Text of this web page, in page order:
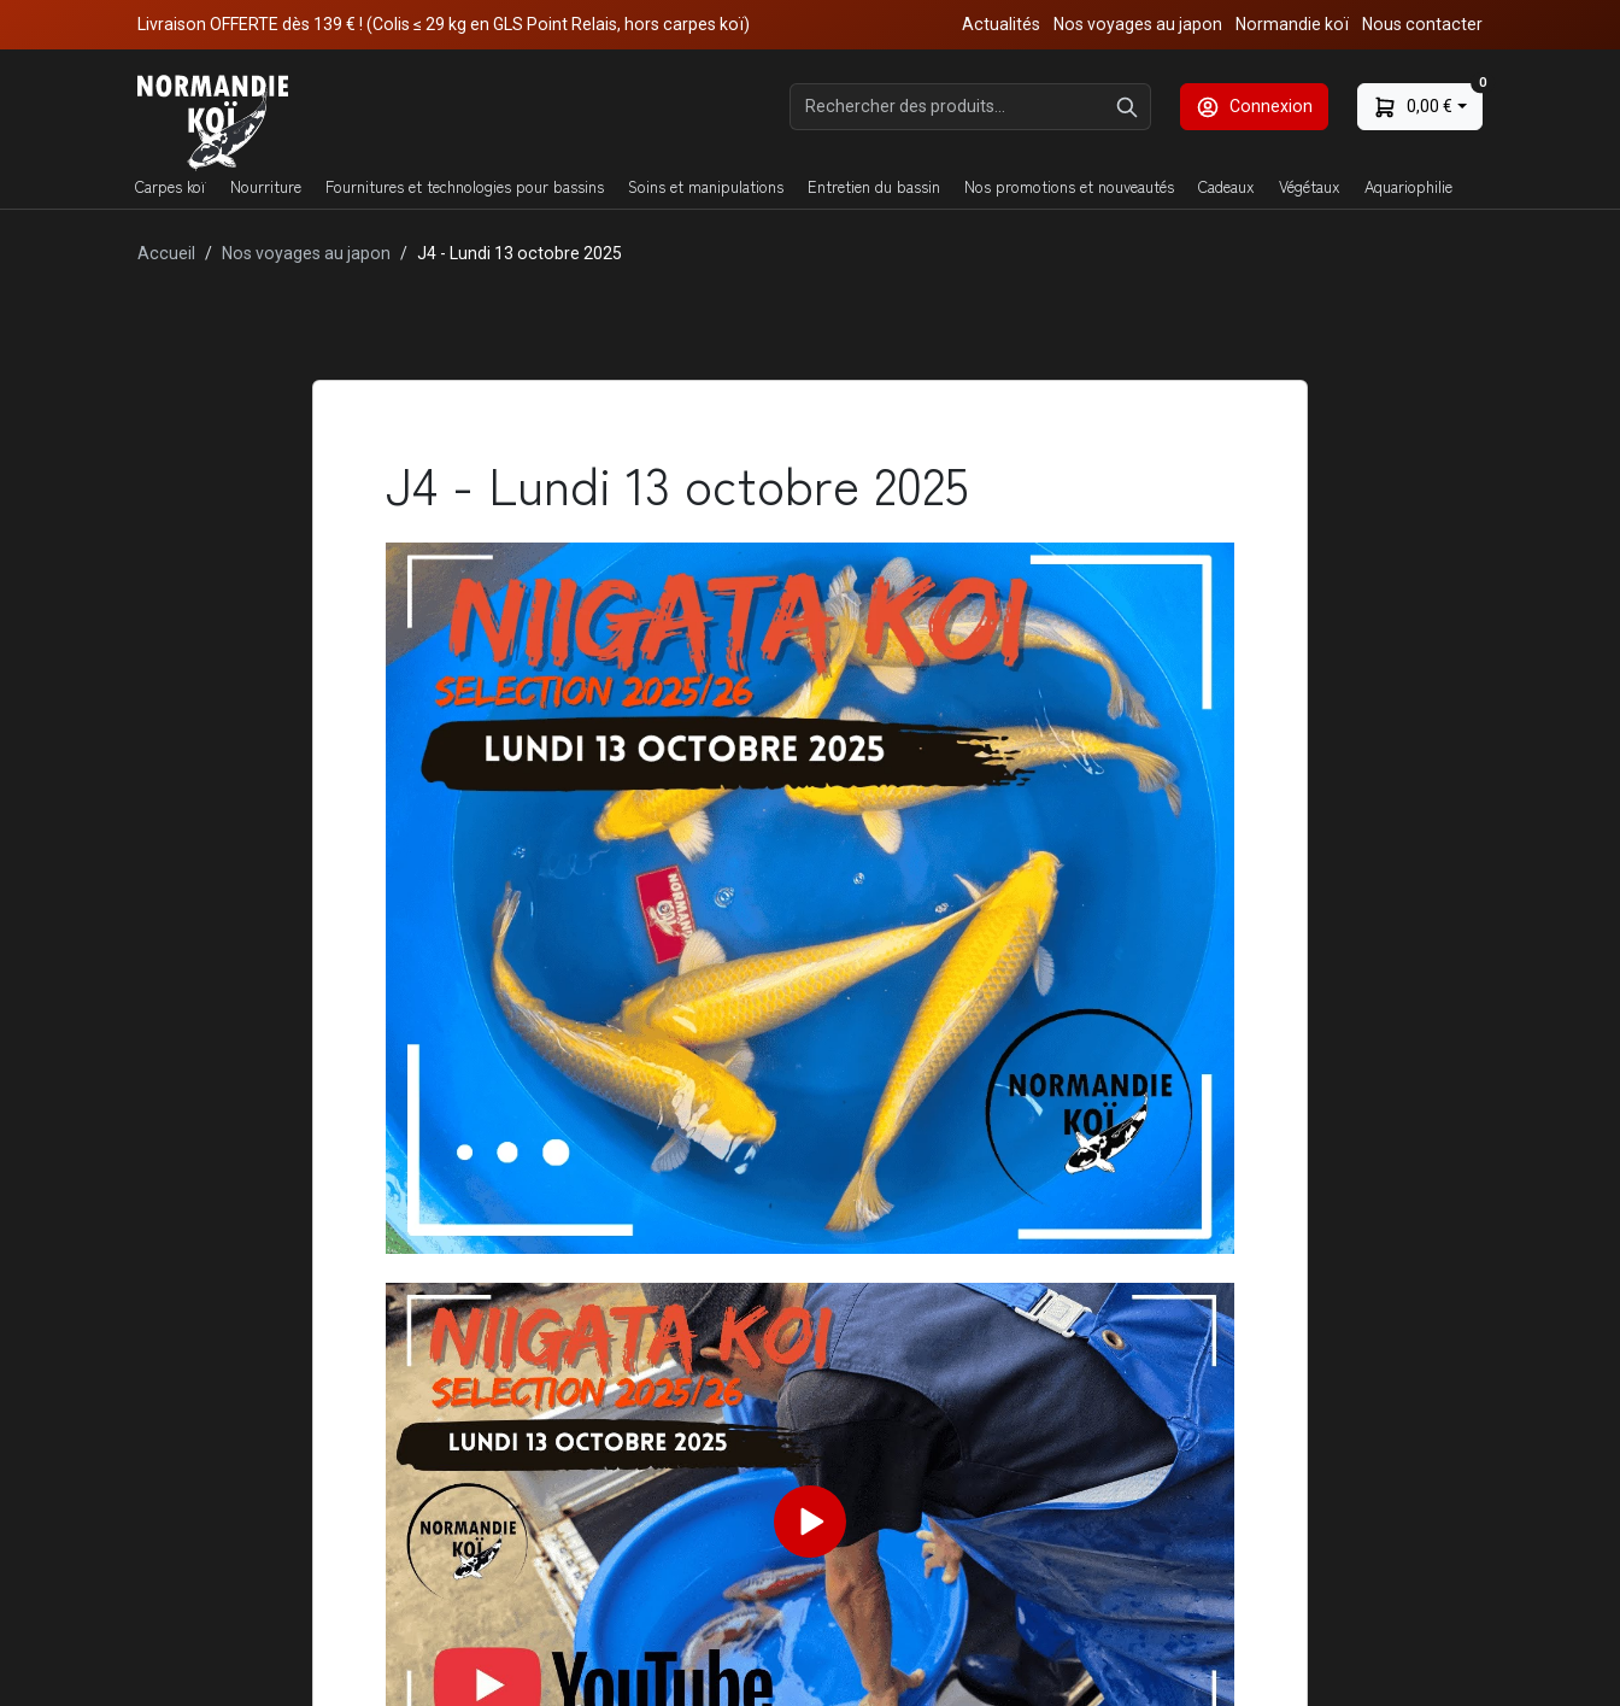
Livraison OFFERTE dès 139 € ! (Colis ≤ 29 kg en GLS Point Relais, hors carpes koï) Actualités Nos voyages au japon Normandie koï Nous contacter
Connexion 0,00 €
0
Carpes koï Nourriture Fournitures et technologies pour bassins Soins et manipulations Entretien du bassin Nos promotions et nouveautés Cadeaux Végétaux Aquariophilie
Accueil Nos voyages au japon J4 - Lundi 13 octobre 2025
J4 - Lundi 13 octobre 2025